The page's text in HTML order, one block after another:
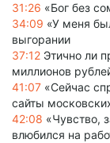
31:26 «Бог без
34:09 «У меня
выгорании
37:12 Этично ли
миллионов
41:07 «Сейчас
сайты
42:08 «Чувство,
влюбился на